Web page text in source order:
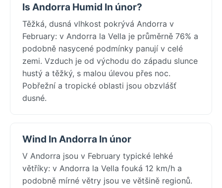
Is Andorra Humid In únor?
Těžká, dusná vlhkost pokrývá Andorra v
February: v Andorra la Vella je průměrně 76% a
podobně nasycené podmínky panují v celé
zemi. Vzduch je od východu do západu slunce
hustý a těžký, s malou úlevou přes noc.
Pobřežní a tropické oblasti jsou obzvlášť
dusné.
Wind In Andorra In únor
V Andorra jsou v February typické lehké
větříky: v Andorra la Vella fouká 12 km/h a
podobně mírné větry jsou ve většině regionů.